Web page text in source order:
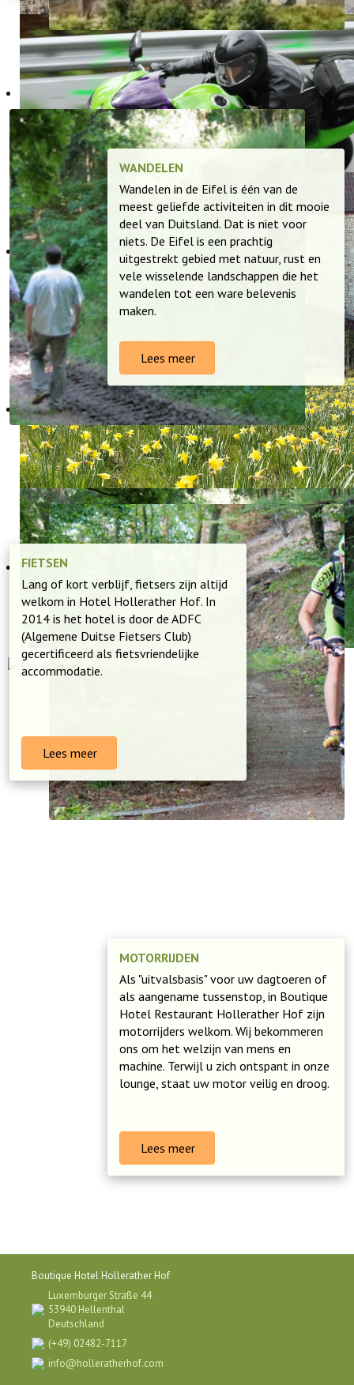
WANDELEN
Wandelen in de Eifel is één van de
meest geliefde activiteiten in dit mooie
deel van Duitsland. Dat is niet voor
niets. De Eifel is een prachtig
uitgestrekt gebied met natuur, rust en
vele wisselende landschappen die het
wandelen tot een ware belevenis
maken.
Lees meer
FIETSEN
Lang of kort verblijf, fietsers zijn altijd
welkom in Hotel Hollerather Hof. In
2014 is het hotel is door de ADFC
(Algemene Duitse Fietsers Club)
gecertificeerd als fietsvriendelijke
accommodatie.
Lees meer
MOTORRIJDEN
Als "uitvalsbasis" voor uw dagtoeren of
als aangename tussenstop, in Boutique
Hotel Restaurant Hollerather Hof zijn
motorrijders welkom. Wij bekommeren
ons om het welzijn van mens en
machine. Terwijl u zich ontspant in onze
lounge, staat uw motor veilig en droog.
Lees meer
Boutique Hotel Hollerather Hof
Luxemburger Straße 44
53940 Hellenthal
Deutschland
(+49) 02482-7117
info@holleratherhof.com